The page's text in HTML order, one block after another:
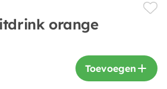
orange
Toevoegen